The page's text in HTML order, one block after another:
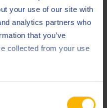
your use of our site with
analytics partners who
that you’ve
collected from your use